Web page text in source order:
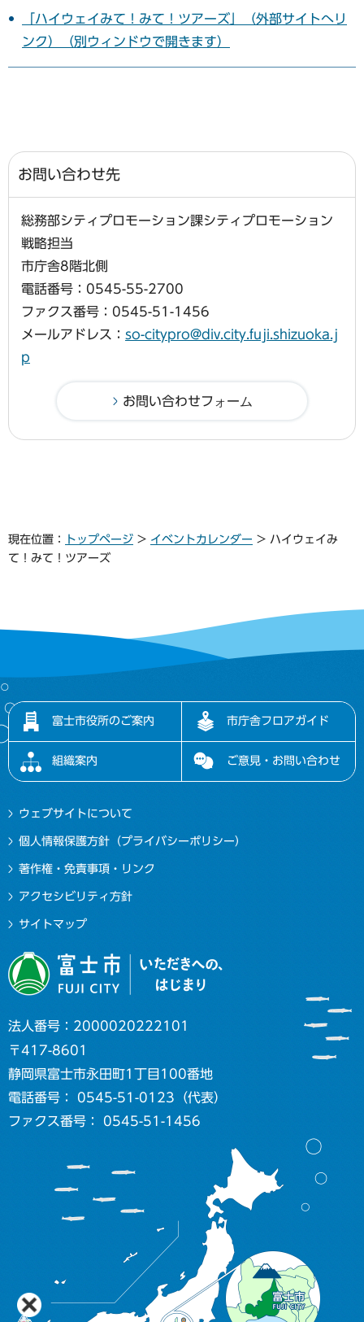
「ハイウェイみて！みて！ツアーズ」（外部サイトへリ
ンク）（別ウィンドウで開きます）
お問い合わせ先
総務部シティプロモーション課シティプロモーション
戦略担当
市庁舎8階北側
電話番号：0545-55-2700
ファクス番号：0545-51-1456
メールアドレス： so-citypro@div.city.fuji.shizuoka.j
p
現在位置： トップページ > イベントカレンダー > ハイウェイみ
て！みて！ツアーズ
富士市役所のご案内 市庁舎フロアガイド
組織案内 ご意見・お問い合わせ
ウェブサイトについて
個人情報保護方針（プライバシーポリシー）
著作権・免責事項・リンク
アクセシビリティ方針
サイトマップ
法人番号：2000020222101
〒417-8601
静岡県富士市永田町1丁目100番地
電話番号： 0545-51-0123（代表）
ファクス番号： 0545-51-1456